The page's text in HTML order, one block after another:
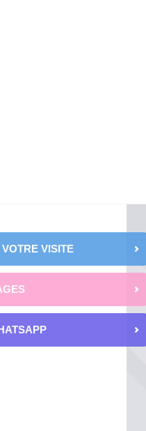
VISITE